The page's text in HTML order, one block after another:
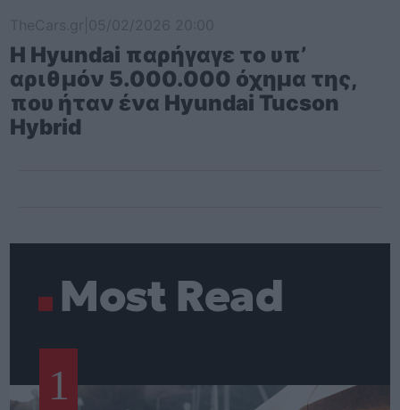
Η Hyundai παρήγαγε το υπ’
αριθμόν 5.000.000 όχημα της,
που ήταν ένα Hyundai Tucson
Hybrid
Most Read
1